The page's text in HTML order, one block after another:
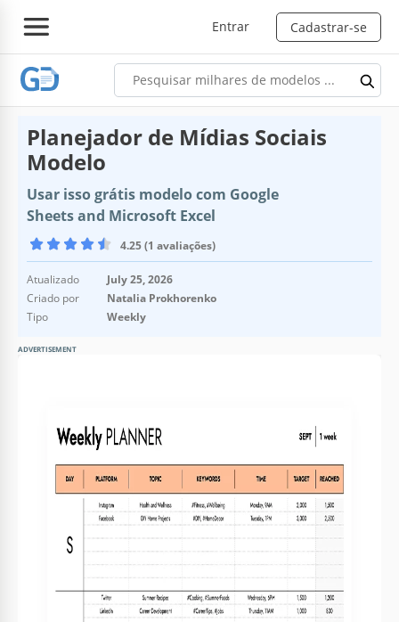
Entrar Cadastrar-se
Planejador de Mídias Sociais
Modelo
Usar isso grátis modelo com Google
Sheets and Microsoft Excel
4.25 (1 avaliações)
Atualizado
July 25, 2026
Criado por
Natalia Prokhorenko
Tipo
Weekly
ADVERTISEMENT